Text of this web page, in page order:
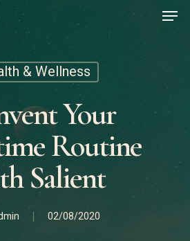
& Wellness
Your
Routine
Salient
02/08/2020